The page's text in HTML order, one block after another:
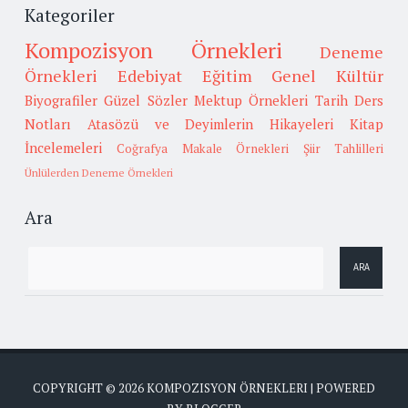
Kategoriler
Kompozisyon Örnekleri
Deneme
Örnekleri
Edebiyat Eğitim Genel Kültür
Biyografiler Güzel Sözler Mektup Örnekleri Tarih Ders
Notları
Atasözü ve Deyimlerin Hikayeleri
Kitap
İncelemeleri
Coğrafya Makale Örnekleri Şiir Tahlilleri
Ünlülerden Deneme Örnekleri
Ara
COPYRIGHT © 2026KOMPOZISYON ÖRNEKLERI | POWERED